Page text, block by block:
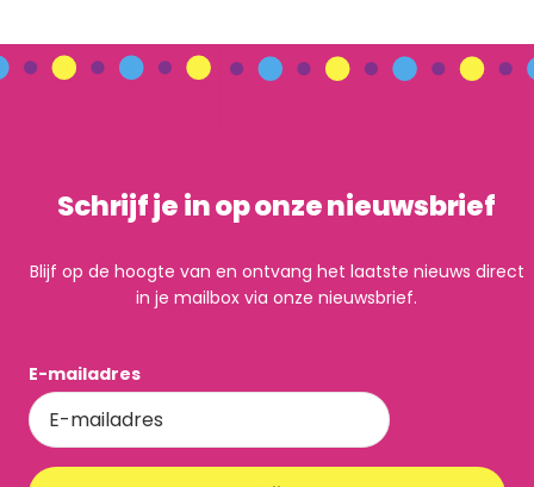
Schrijf je in op onze nieuwsbrief
Blijf op de hoogte van en ontvang het laatste nieuws direct
in je mailbox via onze nieuwsbrief.
E-mailadres